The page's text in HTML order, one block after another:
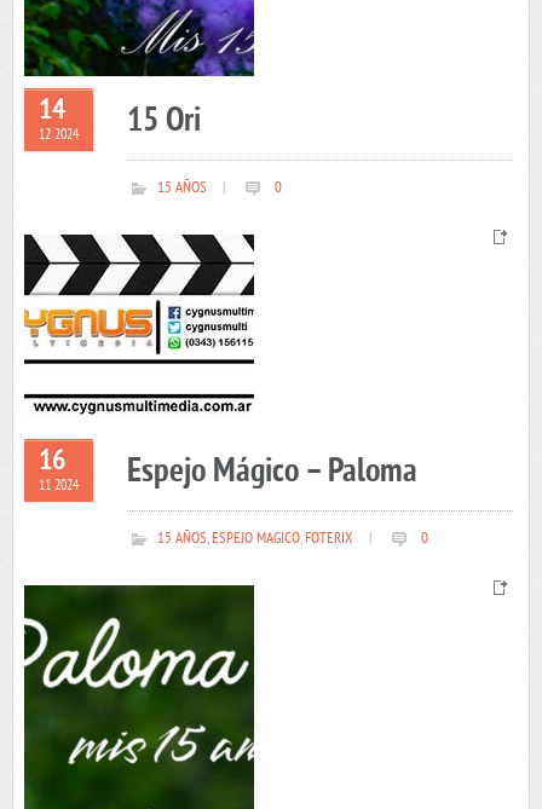
14
12 2024 15 Ori
15 AÑOS 0
16
11 2024 Espejo Mágico – Paloma
15 AÑOS,ESPEJO MAGICO,FOTERIX 0